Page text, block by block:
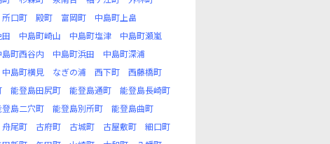
所口町 殿町 富岡町
中島町上畠
中島町崎山 中島町塩津
中島町瀬嵐
島町西谷内 中島町浜田
中島町深浦
中島町横見 なぎの浦 西下町
西藤橋町
能登島田尻町 能登島通町
能登島長崎町
登島二穴町 能登島別所町
能登島曲町
舟尾町 古府町 古城町 古屋敷町
細口町